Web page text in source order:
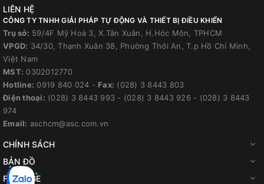
LIÊN HỆ
CÔNG TY TNHH GIẢI PHÁP TỰ ĐỘNG VÀ THIẾT BỊ ĐIỀU KHIỂN
Trụ sở: 59/4F Mỹ Hoà 3, X.Tân Xuân, H.Hóc Môn, TPHCM
VPGD: 34/30, Thạnh Xuân 38, Phường Thới An, T.p Hồ Chí Minh,
Việt Nam
MST: 0302012770
Hotline: 0919 840 024 - Fax: (028) 3 8443 803
Điện thoại: (028) 3 8443 993 - (028) 3 8443 926 - (028) 3 8443
974
Email: aschcm@asc.com.vn
CHÍNH SÁCH
BẢN ĐỒ
FANPAGE